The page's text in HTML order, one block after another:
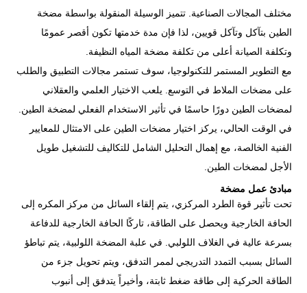
مختلف المجالات الصناعية. تتميز الوسيلة المنقولة بواسطة مضخة
الطين بتآكل وتآكل قويين، لذا فإن مدة خدمتها تكون أقصر عمومًا
وتكلفة الصيانة أعلى من تكلفة مضخة المياه النظيفة.
مع التطوير المستمر للتكنولوجيا، سوف تستمر مجالات التطبيق والطلب
على مضخات الملاط في التوسع. يلعب الاختيار العلمي والعقلاني
لمضخات الطين دورًا حاسمًا في تأثير الاستخدام الفعلي لمضخة الطين.
في الوقت الحالي، يركز اختيار مضخات الطين على الامتثال للمعايير
الفنية الخالصة، مع إهمال التحليل الشامل للتكاليف للتشغيل طويل
الأجل لمضخات الطين.
مبادئ عمل مضخة
تحت تأثير قوة الطرد المركزي، يتم إلقاء السائل من مركز المكره إلى
الحافة الخارجية ويحصل على الطاقة، تاركًا الحافة الخارجية للدفاعة
بسرعة عالية في الغلاف اللولبي. في علبة المضخة اللولبية، يتم تباطؤ
السائل بسبب التمدد التدريجي لممر التدفق، ويتم تحويل جزء من
الطاقة الحركية إلى طاقة ضغط ثابتة، وأخيراً يتدفق إلى أنبوب